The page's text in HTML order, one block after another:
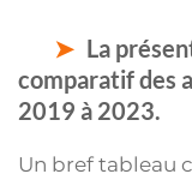
La
comparatif des
2019 à 2023.
Un bref tableau